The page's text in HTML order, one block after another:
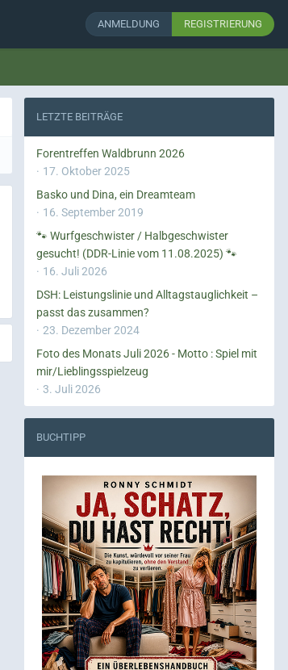
ANMELDUNG REGISTRIERUNG
LETZTE BEITRÄGE
Forentreffen Waldbrunn 2026
17. Oktober 2025
Basko und Dina, ein Dreamteam
16. September 2019
🐾 Wurfgeschwister / Halbgeschwister
gesucht! (DDR-Linie vom 11.08.2025) 🐾
16. Juli 2026
DSH: Leistungslinie und Alltagstauglichkeit –
passt das zusammen?
23. Dezember 2024
Foto des Monats Juli 2026 - Motto : Spiel mit
mir/Lieblingsspielzeug
3. Juli 2026
BUCHTIPP